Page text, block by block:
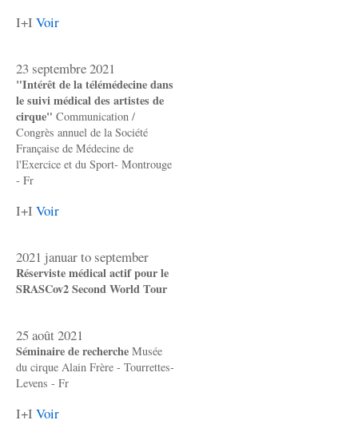
I+I Voir
23 septembre 2021
"Intérêt de la télémédecine dans
le suivi médical des artistes de
cirque" Communication /
Congrès annuel de la Société
Française de Médecine de
l'Exercice et du Sport- Montrouge
- Fr
I+I Voir
2021 januar to september
Réserviste médical actif pour le
SRASCov2 Second World Tour
25 août 2021
Séminaire de recherche Musée
du cirque Alain Frère - Tourrettes-
Levens - Fr
I+I Voir